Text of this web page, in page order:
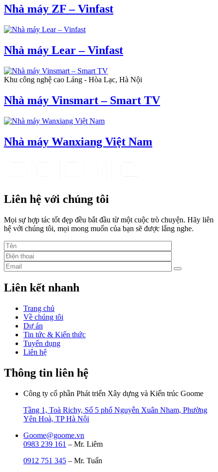
Nhà máy ZF – Vinfast
Nhà máy Lear – Vinfast
Khu công nghệ cao Láng - Hòa Lạc, Hà Nội
Nhà máy Vinsmart – Smart TV
Nhà máy Wanxiang Việt Nam
Liên hệ với chúng tôi
Mọi sự hợp tác tốt đẹp đều bắt đầu từ một cuộc trò chuyện. Hãy liên
hệ với chúng tôi, mọi mong muốn của bạn sẽ được lắng nghe.
Liên kết nhanh
Trang chủ
Về chúng tôi
Dự án
Tin tức & Kiến thức
Tuyển dụng
Liên hệ
Thông tin liên hệ
Công ty cổ phần Phát triển Xây dựng và Kiến trúc Goome
Tầng 1, Toà Richy, Số 5 phố Nguyễn Xuân Nham, Phường
Yên Hoà, TP Hà Nội
Goome@goome.vn
0983 239 161 – Mr. Liêm
0912 751 345 – Mr. Tuấn